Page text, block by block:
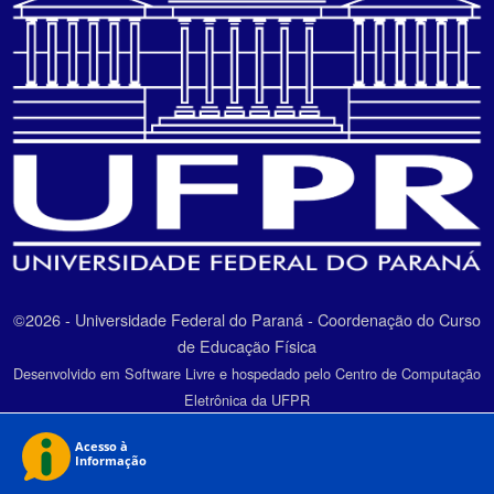
©2026 - Universidade Federal do Paraná - Coordenação do Curso
de Educação Física
Desenvolvido em Software Livre e hospedado pelo Centro de Computação
Eletrônica da UFPR